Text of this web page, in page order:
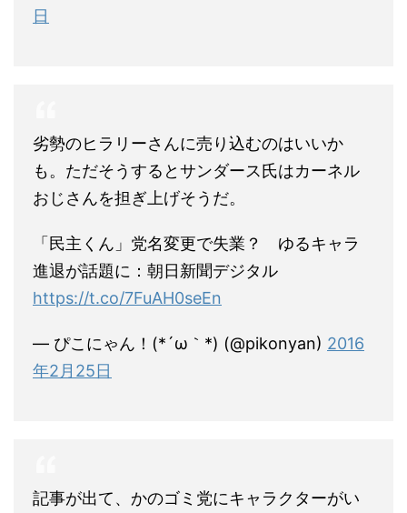
日
劣勢のヒラリーさんに売り込むのはいいか
も。ただそうするとサンダース氏はカーネル
おじさんを担ぎ上げそうだ。
「民主くん」党名変更で失業？ ゆるキャラ
進退が話題に：朝日新聞デジタル
https://t.co/7FuAH0seEn
— ぴこにゃん！(*´ω｀*) (@pikonyan) 2016
年2月25日
記事が出て、かのゴミ党にキャラクターがい